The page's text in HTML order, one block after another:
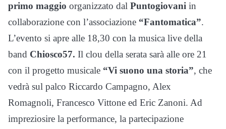
primo maggio organizzato dal Puntogiovani in
collaborazione con l’associazione “Fantomatica”.
L’evento si apre alle 18,30 con la musica live della
band Chiosco57. Il clou della serata sarà alle ore 21
con il progetto musicale “Vi suono una storia”, che
vedrà sul palco Riccardo Campagno, Alex
Romagnoli, Francesco Vittone ed Eric Zanoni. Ad
impreziosire la performance, la partecipazione